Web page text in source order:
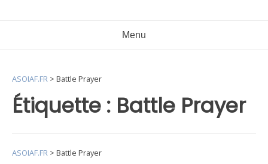
Menu
Étiquette : Battle Prayer
ASOIAF.FR > Battle Prayer
ASOIAF.FR > Battle Prayer